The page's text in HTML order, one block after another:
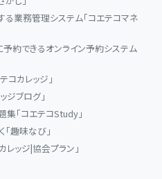
る業務管理システム「コエテコマネ
約できるオンライン予約システム
コカレッジ」
ジブログ」
「コエテコStudy」
趣味なび」
レッジ|協会プラン」